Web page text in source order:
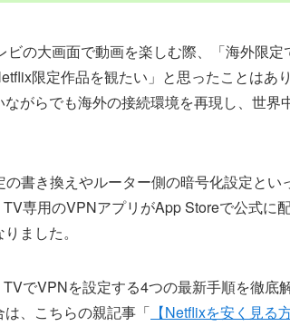
の大画面で動画を楽しむ際、「海外限定
限定作品を観たい」と思ったことはあ
がらでも海外の接続環境を再現し、世界
の書き換えやルーター側の暗号化設定と
専用のVPNアプリがApp Storeで公式に
ました。
でVPNを設定する4つの最新手順を徹底
、こちらの親記事「 【Netflixを安く見